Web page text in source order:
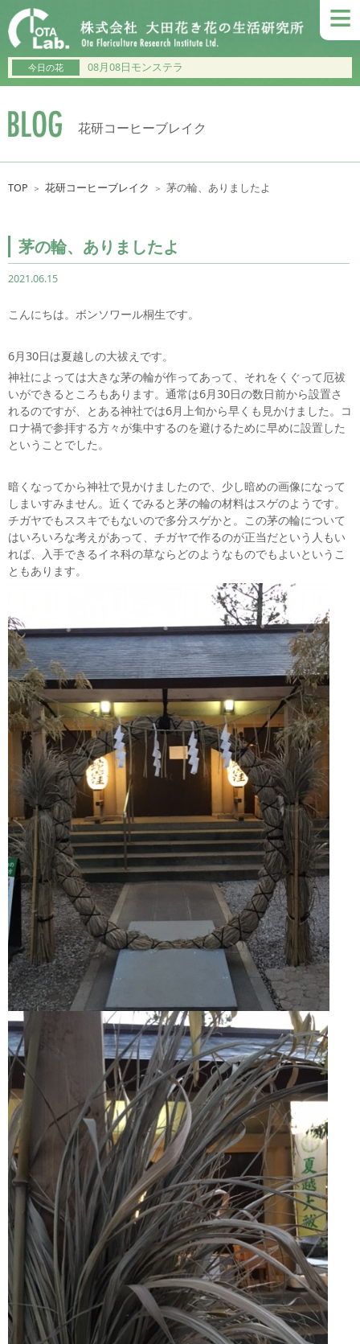
≡
今日の花 08月08日モンステラ
花研コーヒーブレイク
TOP ＞ 花研コーヒーブレイク ＞ 茅の輪、ありましたよ
茅の輪、ありましたよ
2021.06.15
こんにちは。ボンソワール桐生です。
6月30日は夏越しの大祓えです。
神社によっては大きな茅の輪が作ってあって、それをくぐって厄祓
いができるところもあります。通常は6月30日の数日前から設置さ
れるのですが、とある神社では6月上旬から早くも見かけました。コ
ロナ禍で参拝する方々が集中するのを避けるために早めに設置した
ということでした。
暗くなってから神社で見かけましたので、少し暗めの画像になって
しまいすみません。近くでみると茅の輪の材料はスゲのようです。
チガヤでもススキでもないので多分スゲかと。この茅の輪について
はいろいろな考えがあって、チガヤで作るのが正当だという人もい
れば、入手できるイネ科の草ならどのようなものでもよいというこ
ともあります。